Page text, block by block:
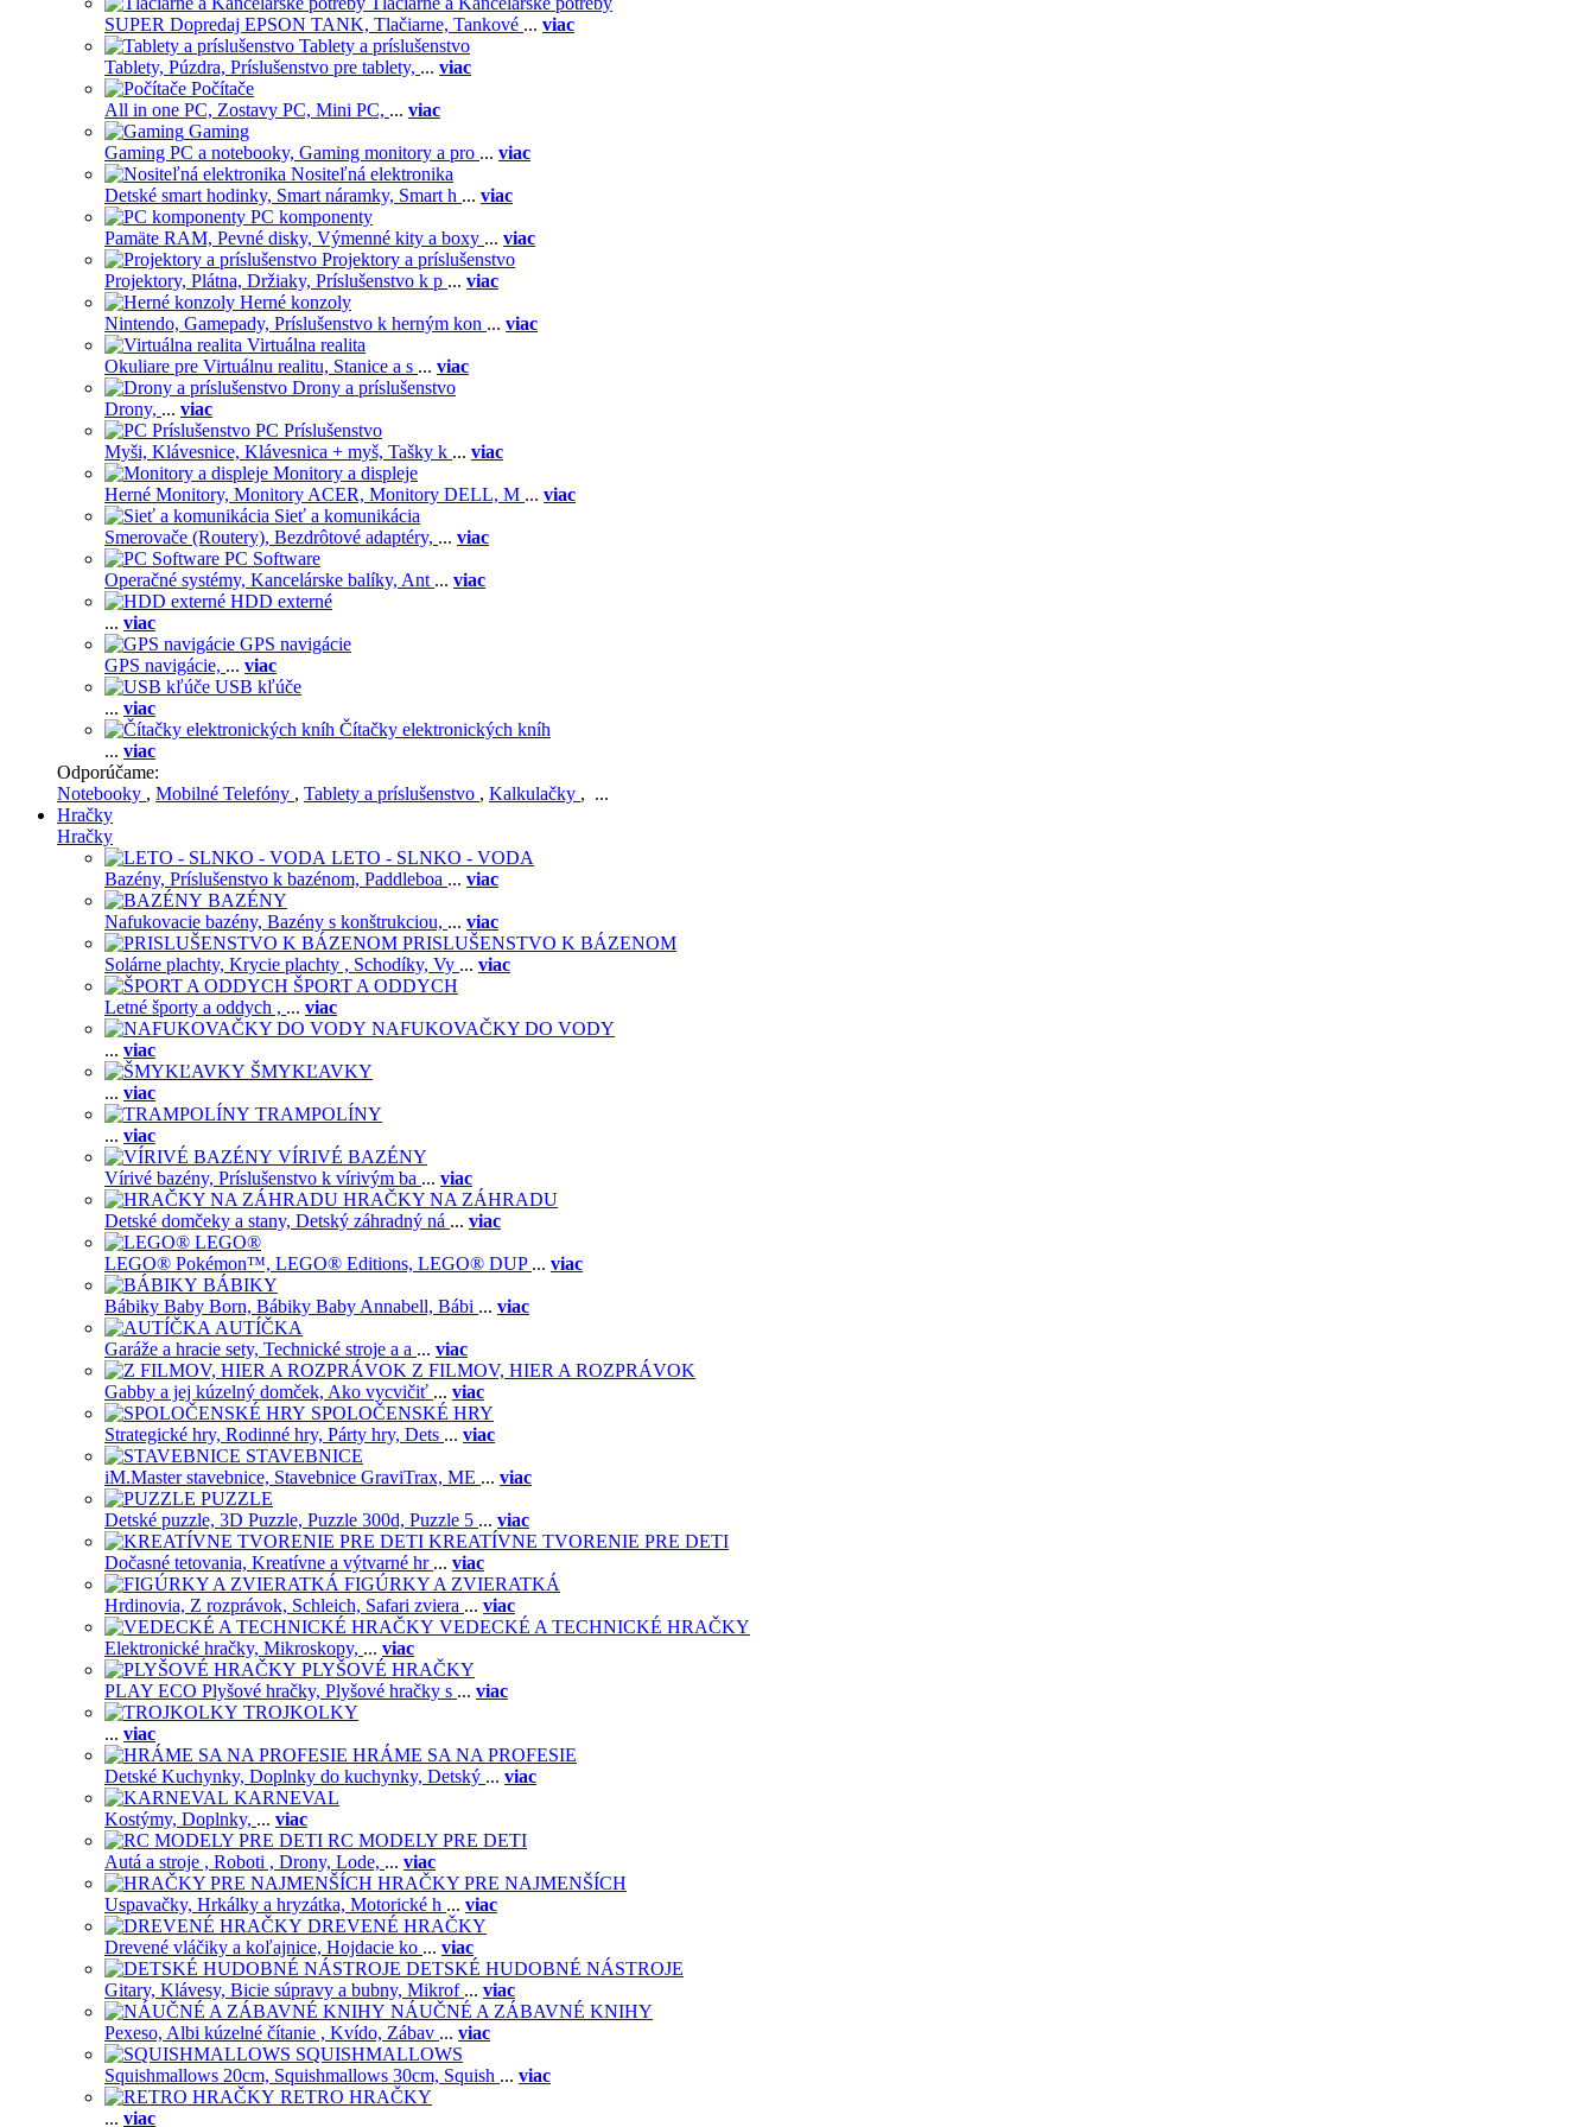
SUPER Dopredaj EPSON TANK, Tlačiarne, Tankové ... viac
Tablety a príslušenstvo
Tablety, Púzdra, Príslušenstvo pre tablety, ... viac
Počítače
All in one PC, Zostavy PC, Mini PC, ... viac
Gaming
Gaming PC a notebooky, Gaming monitory a pro ... viac
Nositeľná elektronika
Detské smart hodinky, Smart náramky, Smart h ... viac
PC komponenty
Pamäte RAM, Pevné disky, Výmenné kity a boxy ... viac
Projektory a príslušenstvo
Projektory, Plátna, Držiaky, Príslušenstvo k p ... viac
Herné konzoly
Nintendo, Gamepady, Príslušenstvo k herným kon ... viac
Virtuálna realita
Okuliare pre Virtuálnu realitu, Stanice a s ... viac
Drony a príslušenstvo
Drony, ... viac
PC Príslušenstvo
Myši, Klávesnice, Klávesnica + myš, Tašky k ... viac
Monitory a displeje
Herné Monitory, Monitory ACER, Monitory DELL, M ... viac
Sieť a komunikácia
Smerovače (Routery), Bezdrôtové adaptéry, ... viac
PC Software
Operačné systémy, Kancelárske balíky, Ant ... viac
HDD externé
... viac
GPS navigácie
GPS navigácie, ... viac
USB kľúče
... viac
Čítačky elektronických kníh
... viac
Odporúčame:
Notebooky , Mobilné Telefóny , Tablety a príslušenstvo , Kalkulačky , ...
Hračky
Hračky
LETO - SLNKO - VODA
Bazény, Príslušenstvo k bazénom, Paddleboa ... viac
BAZÉNY
Nafukovacie bazény, Bazény s konštrukciou, ... viac
PRISLUŠENSTVO K BÁZENOM
Solárne plachty, Krycie plachty , Schodíky, Vy ... viac
ŠPORT A ODDYCH
Letné športy a oddych , ... viac
NAFUKOVAČKY DO VODY
... viac
ŠMYKĽAVKY
... viac
TRAMPOLÍNY
... viac
VÍRIVÉ BAZÉNY
Vírivé bazény, Príslušenstvo k vírivým ba ... viac
HRAČKY NA ZÁHRADU
Detské domčeky a stany, Detský záhradný ná ... viac
LEGO®
LEGO® Pokémon™, LEGO® Editions, LEGO® DUP ... viac
BÁBIKY
Bábiky Baby Born, Bábiky Baby Annabell, Bábi ... viac
AUTÍČKA
Garáže a hracie sety, Technické stroje a a ... viac
Z FILMOV, HIER A ROZPRÁVOK
Gabby a jej kúzelný domček, Ako vycvičiť ... viac
SPOLOČENSKÉ HRY
Strategické hry, Rodinné hry, Párty hry, Dets ... viac
STAVEBNICE
iM.Master stavebnice, Stavebnice GraviTrax, ME ... viac
PUZZLE
Detské puzzle, 3D Puzzle, Puzzle 300d, Puzzle 5 ... viac
KREATÍVNE TVORENIE PRE DETI
Dočasné tetovania, Kreatívne a výtvarné hr ... viac
FIGÚRKY A ZVIERATKÁ
Hrdinovia, Z rozprávok, Schleich, Safari zviera ... viac
VEDECKÉ A TECHNICKÉ HRAČKY
Elektronické hračky, Mikroskopy, ... viac
PLYŠOVÉ HRAČKY
PLAY ECO Plyšové hračky, Plyšové hračky s ... viac
TROJKOLKY
... viac
HRÁME SA NA PROFESIE
Detské Kuchynky, Doplnky do kuchynky, Detský ... viac
KARNEVAL
Kostýmy, Doplnky, ... viac
RC MODELY PRE DETI
Autá a stroje , Roboti , Drony, Lode, ... viac
HRAČKY PRE NAJMENŠÍCH
Uspavačky, Hrkálky a hryzátka, Motorické h ... viac
DREVENÉ HRAČKY
Drevené vláčiky a koľajnice, Hojdacie ko ... viac
DETSKÉ HUDOBNÉ NÁSTROJE
Gitary, Klávesy, Bicie súpravy a bubny, Mikrof ... viac
NÁUČNÉ A ZÁBAVNÉ KNIHY
Pexeso, Albi kúzelné čítanie , Kvído, Zábav ... viac
SQUISHMALLOWS
Squishmallows 20cm, Squishmallows 30cm, Squish ... viac
RETRO HRAČKY
... viac